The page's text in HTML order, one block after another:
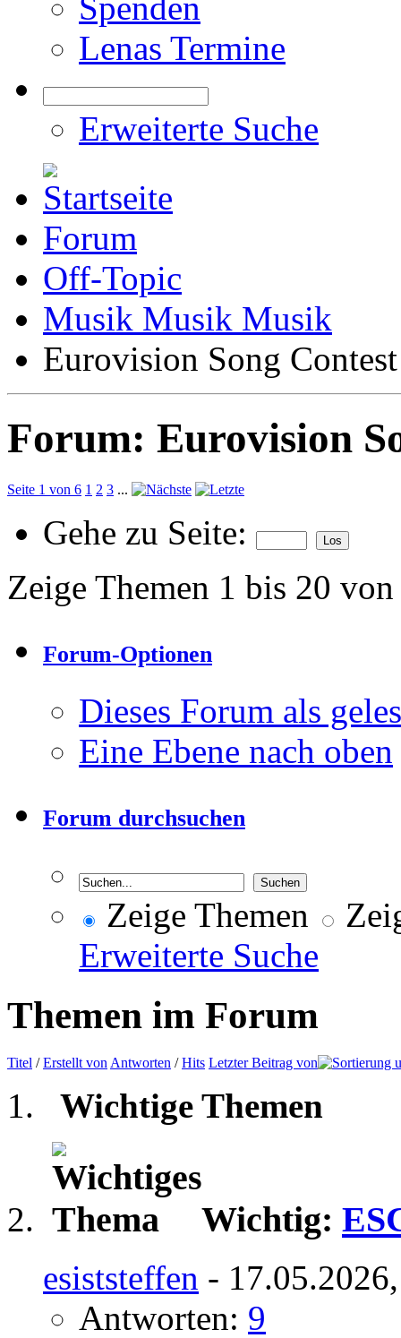
Lenas Termine
Erweiterte Suche
Forum
Off-Topic
Musik Musik Musik
Eurovision Song Contest
Forum: Eurovision
Seite 1 von 6 1 2 3 ...
Gehe zu Seite:
Zeige Themen 1 bis 20
Forum-Optionen
Dieses Forum als
Eine Ebene nach oben
Forum durchsuchen
Zeige Themen
Erweiterte Suche
Themen im Forum
Titel /Erstellt von Antworten /Hits Letzter Beitrag von
Wichtige Themen
Wichtig:
esiststeffen -
Antworten: 9